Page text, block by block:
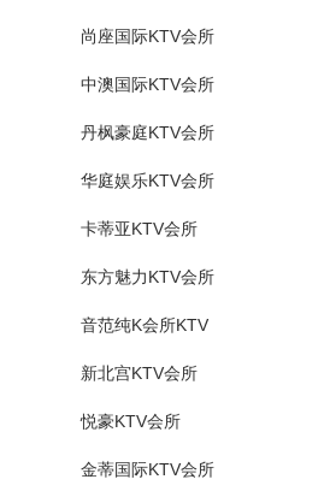
尚座国际KTV会所
中澳国际KTV会所
丹枫豪庭KTV会所
华庭娱乐KTV会所
卡蒂亚KTV会所
东方魅力KTV会所
音范纯K会所KTV
新北宫KTV会所
悦豪KTV会所
金蒂国际KTV会所